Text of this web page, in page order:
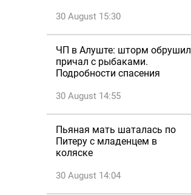
30 August 15:30
ЧП в Алуште: шторм обрушил
причал с рыбаками.
Подробности спасения
30 August 14:55
Пьяная мать шаталась по
Питеру с младенцем в
коляске
30 August 14:04